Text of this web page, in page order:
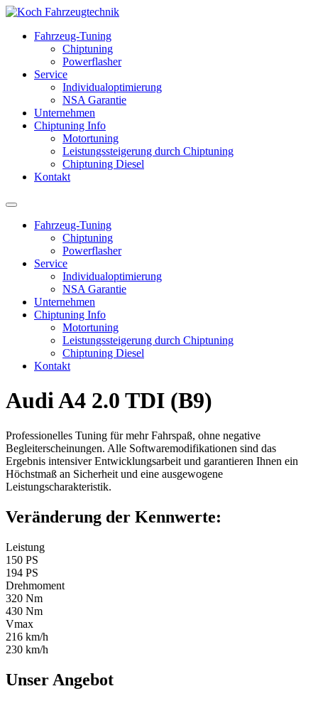
Fahrzeug-Tuning
Chiptuning
Powerflasher
Service
Individualoptimierung
NSA Garantie
Unternehmen
Chiptuning Info
Motortuning
Leistungssteigerung durch Chiptuning
Chiptuning Diesel
Kontakt
Fahrzeug-Tuning
Chiptuning
Powerflasher
Service
Individualoptimierung
NSA Garantie
Unternehmen
Chiptuning Info
Motortuning
Leistungssteigerung durch Chiptuning
Chiptuning Diesel
Kontakt
Audi A4 2.0 TDI (B9)
Professionelles Tuning für mehr Fahrspaß, ohne negative
Begleiterscheinungen. Alle Softwaremodifikationen sind das
Ergebnis intensiver Entwicklungsarbeit und garantieren Ihnen ein
Höchstmaß an Sicherheit und eine ausgewogene
Leistungscharakteristik.
Veränderung der Kennwerte:
Leistung
150 PS
194 PS
Drehmoment
320 Nm
430 Nm
Vmax
216 km/h
230 km/h
Unser Angebot